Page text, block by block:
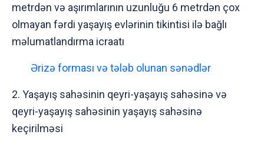
metrdən və aşırımlarının uzunluğu 6 metrdən çox
olmayan fərdi yaşayış evlərinin tikintisi ilə bağlı
məlumatlandırma icraatı
Ərizə forması və tələb olunan sənədlər
2. Yaşayış sahəsinin qeyri-yaşayış sahəsinə və
qeyri-yaşayış sahəsinin yaşayış sahəsinə
keçirilməsi